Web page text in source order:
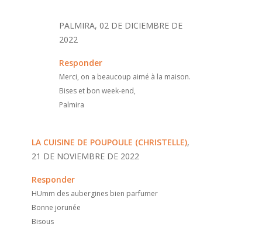
PALMIRA, 02 DE DICIEMBRE DE
2022
Responder
Merci, on a beaucoup aimé à la maison.
Bises et bon week-end,
Palmira
LA CUISINE DE POUPOULE (CHRISTELLE),
21 DE NOVIEMBRE DE 2022
Responder
HUmm des aubergines bien parfumer
Bonne jorunée
Bisous